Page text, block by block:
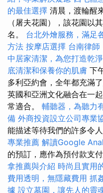
的最佳選擇 清晨，渡輪醒
（屠夫花園），該花園以
名。 台北外燴服務，滿足
方法 按摩店選擇 台南律師
中居家清潔，為您打造乾
底清潔和保養你的肌膚 下
多利亞約會，全年都充滿
英國和亞洲文化融合在一
常適合。 輔聽器，為聽力
備 外商投資設立公司專業
能描述等待我們的許多令
專業推薦 解讀Google
的預訂，應作為預付款支
拿推薦與介紹 時尚且實用
費用透明，無隱藏費用 抓
據 設立墓園，讓先人的靈